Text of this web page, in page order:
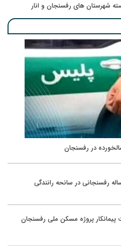
شهرستان های رفسنجان و انار
در رفسنجان
پیمانکار پروژه مسکن ملی رفسنجان